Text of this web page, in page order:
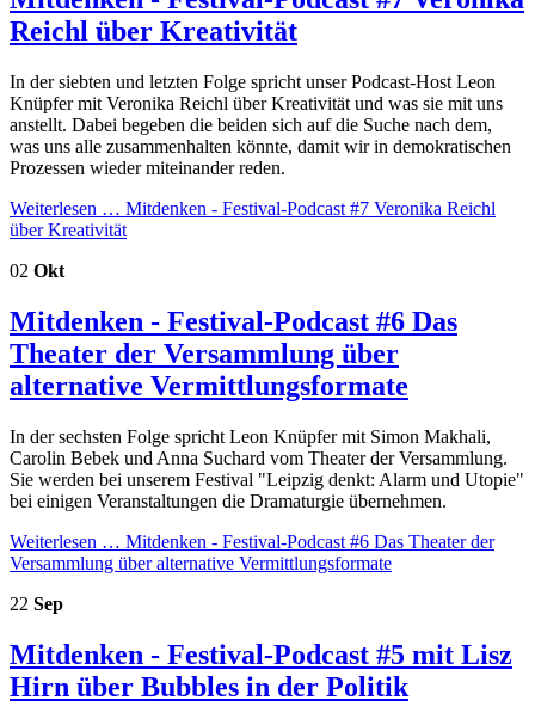
Reichl über Kreativität
In der siebten und letzten Folge spricht unser Podcast-Host Leon
Knüpfer mit Veronika Reichl über Kreativität und was sie mit uns
anstellt. Dabei begeben die beiden sich auf die Suche nach dem,
was uns alle zusammenhalten könnte, damit wir in demokratischen
Prozessen wieder miteinander reden.
Weiterlesen … Mitdenken - Festival-Podcast #7 Veronika Reichl
über Kreativität
02 Okt
Mitdenken - Festival-Podcast #6 Das
Theater der Versammlung über
alternative Vermittlungsformate
In der sechsten Folge spricht Leon Knüpfer mit Simon Makhali,
Carolin Bebek und Anna Suchard vom Theater der Versammlung.
Sie werden bei unserem Festival "Leipzig denkt: Alarm und Utopie"
bei einigen Veranstaltungen die Dramaturgie übernehmen.
Weiterlesen … Mitdenken - Festival-Podcast #6 Das Theater der
Versammlung über alternative Vermittlungsformate
22 Sep
Mitdenken - Festival-Podcast #5 mit Lisz
Hirn über Bubbles in der Politik